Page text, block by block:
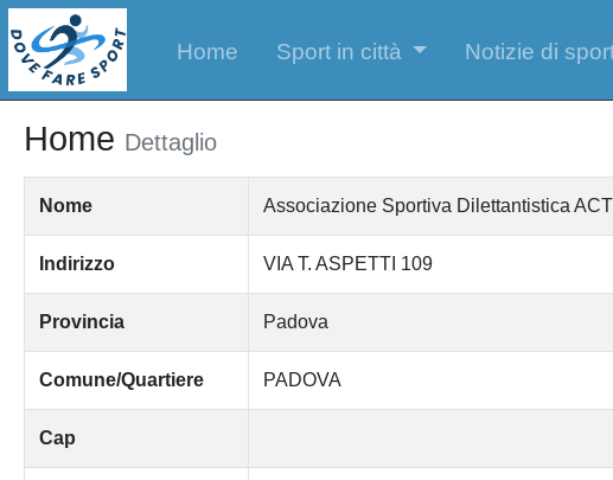
Home Sport in città Notizie di
Home Dettaglio
Nome Associazione Sportiva Dilettantistica
Indirizzo VIA T. ASPETTI 109
Provincia Padova
Comune/Quartiere PADOVA
Cap